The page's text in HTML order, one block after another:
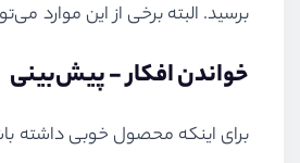
برسید. البته برخی از این موارد
خواندن افکار - پیش‌بینی
برای اینکه محصول خوبی داشته